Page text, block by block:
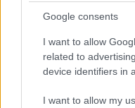
Google consents
I want to allow
related to
device identifiers in
I want to allow my